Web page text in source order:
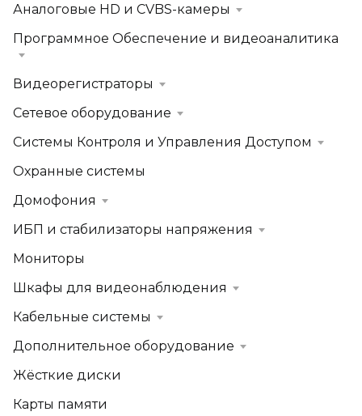
Аналоговые HD и CVBS-камеры
Программное Обеспечение и видеоаналитика
Видеорегистраторы
Сетевое оборудование
Системы Контроля и Управления Доступом
Охранные системы
Домофония
ИБП и стабилизаторы напряжения
Мониторы
Шкафы для видеонаблюдения
Кабельные системы
Дополнительное оборудование
Жёсткие диски
Карты памяти